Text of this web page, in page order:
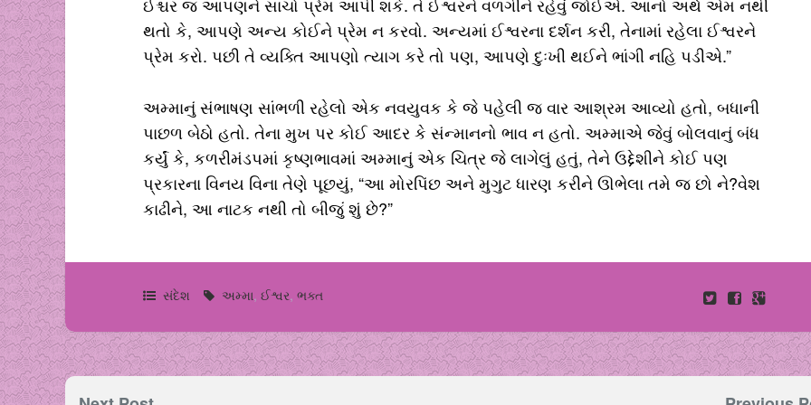
ઈશ્ચર જ આપણને સાચો પ્રેમ આપી શકે. તે ઈશ્વરને વળગીને રહેવું જોઈએ. આનો અર્થ એમ નથી
થતો કે, આપણે અન્ય કોઈને પ્રેમ ન કરવો. અન્યમાં ઈશ્વરના દર્શન કરી, તેનામાં રહેલા ઈશ્વરને
પ્રેમ કરો. પછી તે વ્યક્તિ આપણો ત્યાગ કરે તો પણ, આપણે દુઃખી થઈને ભાંગી નહિ પડીએ.”
અમ્માનું સંભાષણ સાંભળી રહેલો એક નવયુવક કે જે પહેલી જ વાર આશ્રમ આવ્યો હતો, બધાની
પાછળ બેઠો હતો. તેના મુખ પર કોઈ આદર કે સંન્માનનો ભાવ ન હતો. અમ્માએ જેવું બોલવાનું બંધ
કર્યું કે, કળરીમંડપમાં કૃષ્ણભાવમાં અમ્માનું એક ચિત્ર જે લાગેલું હતું, તેને ઉદ્દેશીને કોઈ પણ
પ્રકારના વિનય વિના તેણે પૂછયું, “આ મોરપિંછ અને મુગુટ ધારણ કરીને ઊભેલા તમે જ છો ને?વેશ
કાઢીને, આ નાટક નથી તો બીજું શું છે?”
સંદેશ અમ્મા,ઈશ્વર,ભક્ત